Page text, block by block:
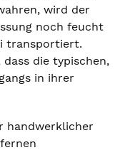
wird der
noch feucht
transportiert.
die typischen,
in ihrer
handwerklicher